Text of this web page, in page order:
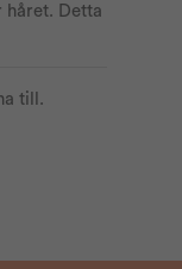
håret. Detta
till.